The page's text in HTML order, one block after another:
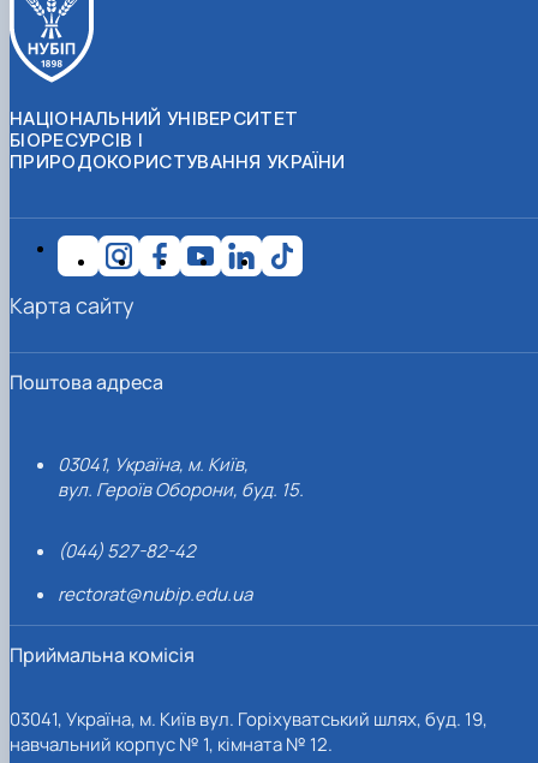
НАЦІОНАЛЬНИЙ УНІВЕРСИТЕТ
БІОРЕСУРСІВ І
ПРИРОДОКОРИСТУВАННЯ УКРАЇНИ
Поштова адреса
03041, Україна, м. Київ,
вул. Героїв Оборони, буд. 15.
(044) 527-82-42
rectorat@nubip.edu.ua
Приймальна комісія
03041, Україна, м. Київ вул. Горіхуватський шлях, буд. 19,
навчальний корпус № 1, кімната № 12.
Карта сайту